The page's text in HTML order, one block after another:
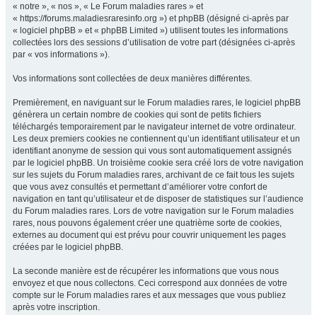
« notre », « nos », « Le Forum maladies rares » et
« https://forums.maladiesraresinfo.org ») et phpBB (désigné ci-après par
« logiciel phpBB » et « phpBB Limited ») utilisent toutes les informations
collectées lors des sessions d’utilisation de votre part (désignées ci-après
par « vos informations »).
Vos informations sont collectées de deux manières différentes.
Premièrement, en naviguant sur le Forum maladies rares, le logiciel phpBB
génèrera un certain nombre de cookies qui sont de petits fichiers
téléchargés temporairement par le navigateur internet de votre ordinateur.
Les deux premiers cookies ne contiennent qu’un identifiant utilisateur et un
identifiant anonyme de session qui vous sont automatiquement assignés
par le logiciel phpBB. Un troisième cookie sera créé lors de votre navigation
sur les sujets du Forum maladies rares, archivant de ce fait tous les sujets
que vous avez consultés et permettant d’améliorer votre confort de
navigation en tant qu’utilisateur et de disposer de statistiques sur l’audience
du Forum maladies rares. Lors de votre navigation sur le Forum maladies
rares, nous pouvons également créer une quatrième sorte de cookies,
externes au document qui est prévu pour couvrir uniquement les pages
créées par le logiciel phpBB.
La seconde manière est de récupérer les informations que vous nous
envoyez et que nous collectons. Ceci correspond aux données de votre
compte sur le Forum maladies rares et aux messages que vous publiez
après votre inscription.